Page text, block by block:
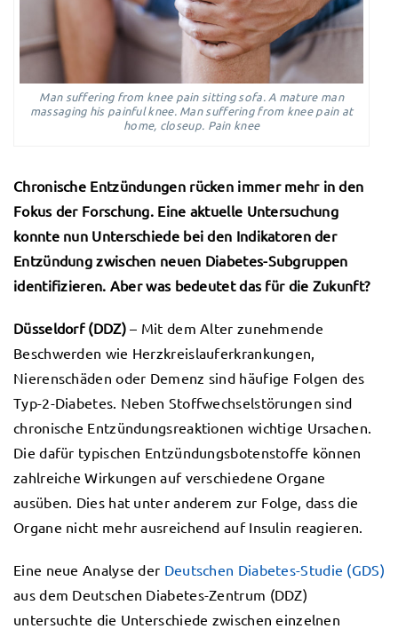
Man suffering from knee pain sitting sofa. A mature man
massaging his painful knee. Man suffering from knee pain at
home, closeup. Pain knee
Chronische Entzündungen rücken immer mehr in den
Fokus der Forschung. Eine aktuelle Untersuchung
konnte nun Unterschiede bei den Indikatoren der
Entzündung zwischen neuen Diabetes-Subgruppen
identifizieren. Aber was bedeutet das für die Zukunft?
Düsseldorf (DDZ)– Mit dem Alter zunehmende
Beschwerden wie Herzkreislauferkrankungen,
Nierenschäden oder Demenz sind häufige Folgen des
Typ-2-Diabetes. Neben Stoffwechselstörungen sind
chronische Entzündungsreaktionen wichtige Ursachen.
Die dafür typischen Entzündungsbotenstoffe können
zahlreiche Wirkungen auf verschiedene Organe
ausüben. Dies hat unter anderem zur Folge, dass die
Organe nicht mehr ausreichend auf Insulin reagieren.
Eine neue Analyse der Deutschen Diabetes-Studie (GDS)
aus dem Deutschen Diabetes-Zentrum (DDZ)
untersuchte die Unterschiede zwischen einzelnen